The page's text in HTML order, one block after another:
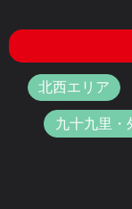
北西エリア
九十九里・